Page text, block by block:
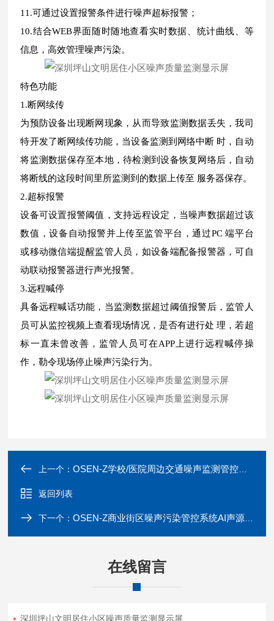
11.可通过设置报警条件进行噪声超标报警；
10.结合WEB界面随时随地查看实时数据、统计曲线、等
信息，高效管理噪声污染。
特色功能
1.断网续传
为预防设备出现断网现象，从而导致监测数据丢失，我司
特开发了断网续传功能，当设备监测到网络中断 时，自动
将监测数据保存至本地，待检测到设备恢复网络后，自动
将断线的这段时间里所监测到的数据上传至 服务器保存。
2.超标报警
设备可设置报警阈值，支持远程设定，当噪声数据超过该
数值，设备自动报警并上传至监管平台，通过PC 端平台
或移动微信端提醒监管人员，如设备端配备报警器，可自
动联动报警器进行声光报警。
3.远程喊停
具备远程喊话功能，当监测数据超过阈值报警后，监管人
员可从监控视频上查看现场情况，是否有进行处 理，若超
标一直未曾改善，监管人员可在APP上进行远程喊停操
作，勒令现场停止噪声污染行为。
上一个：OSEN-Z学校/医院周边交通噪声监测管控系统
返回列表
下一个：OSEN-Z商业街区噪声污染管控系统AI声源识别定位
在线留言